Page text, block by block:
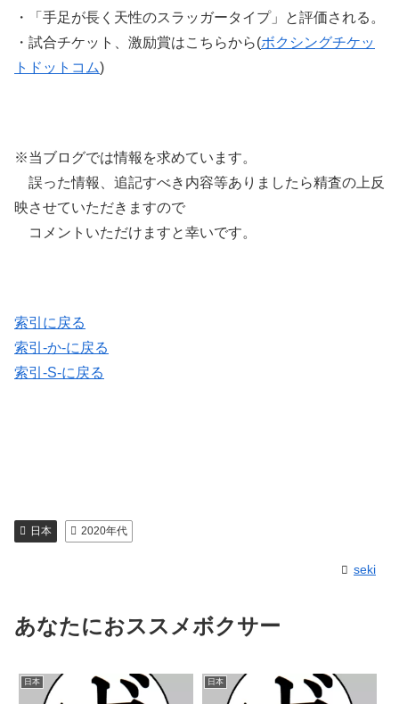
・「手足が長く天性のスラッガータイプ」と評価される。
・試合チケット、激励賞はこちらから(ボクシングチケッ
トドットコム)
※当ブログでは情報を求めています。
誤った情報、追記すべき内容等ありましたら精査の上反
映させていただきますので
コメントいただけますと幸いです。
索引に戻る
索引-か-に戻る
索引-S-に戻る
日本 2020年代
seki
あなたにおススメボクサー
日本 日本